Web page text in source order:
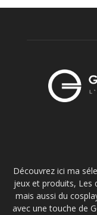
Découvrez ici ma
jeux et produits, Les
mais aussi du
avec une touche de